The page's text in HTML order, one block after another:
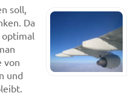
soll,
Da
von
und